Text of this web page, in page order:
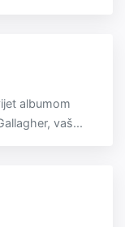
albumom
vaš...